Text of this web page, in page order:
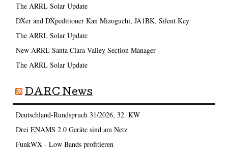
The ARRL Solar Update
DXer and DXpeditioner Kan Mizoguchi, JA1BK, Silent Key
The ARRL Solar Update
New ARRL Santa Clara Valley Section Manager
The ARRL Solar Update
DARC News
Deutschland-Rundspruch 31/2026, 32. KW
Drei ENAMS 2.0 Geräte sind am Netz
FunkWX - Low Bands profitieren